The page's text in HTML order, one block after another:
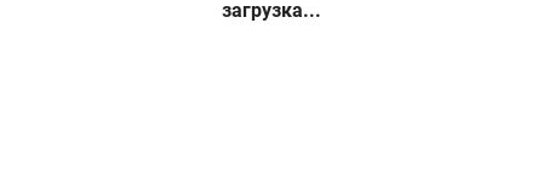
загрузка...